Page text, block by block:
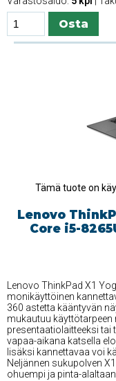
Tämä tuote on
Lenovo
Core i5-
Lenovo ThinkPad X1
monikäyttöinen
360 astetta kääntyvän
mukautuu käyttötarpeen
presentaatiolaitteeksi tai
vapaa-aikana katsella
lisäksi kannettavaa voi
Neljännen sukupolven
ohuempi ja pinta-